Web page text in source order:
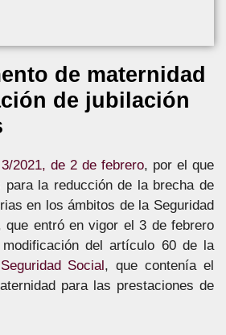
de maternidad
de jubilación
2021, de 2 de febrero, por el que
para la reducción de la brecha de
en los ámbitos de la Seguridad
que entró en vigor el 3 de febrero
del artículo 60 de la
Social, que contenía el
para las prestaciones de